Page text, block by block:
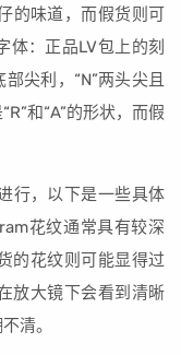
的味道，而假货则可
体：正品LV包上的刻
尖利，“N”两头尖且
和“A”的形状，而假
行，以下是一些具体
花纹通常具有较深
的花纹则可能显得过
放大镜下会看到清晰
清。